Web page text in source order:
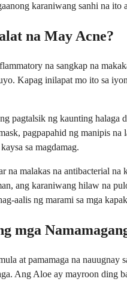
karaniwang sanhi na ito
na May Acne?
na sangkap na
Kapag inilapat mo ito sa
pagtalsik ng kaunting
pagpapahid ng manipis
sa magdamag.
malakas na antibacterial
ang karaniwang hilaw na
aalis ng marami sa mga
mga
at pamamaga na
Ang Aloe ay mayroon